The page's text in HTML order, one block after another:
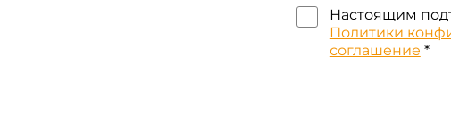
Настоящим
Политики
соглашение *